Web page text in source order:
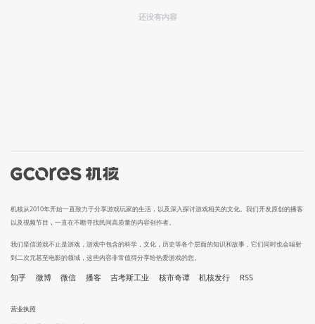
还没有内容
机核从2010年开始一直致力于分享游戏玩家的生活，以及深入探讨游戏相关的文化。我们开发原创的播客
以及视频节目，一直在不断寻找民间高质量的内容创作者。
我们坚信游戏不止是游戏，游戏中包含的科学，文化，历史等各个层面的知识和故事，它们同时也会辐射
到二次元甚至电影的领域，这些内容非常值得分享给热爱游戏的您。
知乎 微博 微信 播客 吉考斯工业 核市奇谭 机核发行 RSS
营业执照